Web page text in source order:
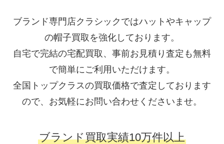
ブランド専門店クラシックではハットやキャップ
の帽子買取を強化しております。
自宅で完結の宅配買取、事前お見積り査定も無料
で簡単にご利用いただけます。
全国トップクラスの買取価格で査定しております
ので、お気軽にお問い合わせくださいませ。
ブランド買取実績10万件以上